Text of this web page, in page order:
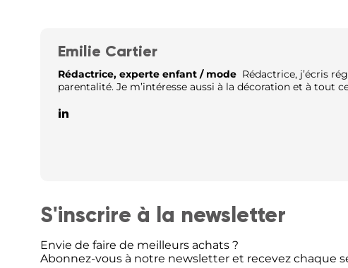
Emilie Cartier
Rédactrice, experte enfant / mode Rédactrice, j’écris
parentalité. Je m’intéresse aussi à la décoration et à tout
S'inscrire à la newsletter
Envie de faire de meilleurs achats ?
Abonnez-vous à notre newsletter et recevez chaque